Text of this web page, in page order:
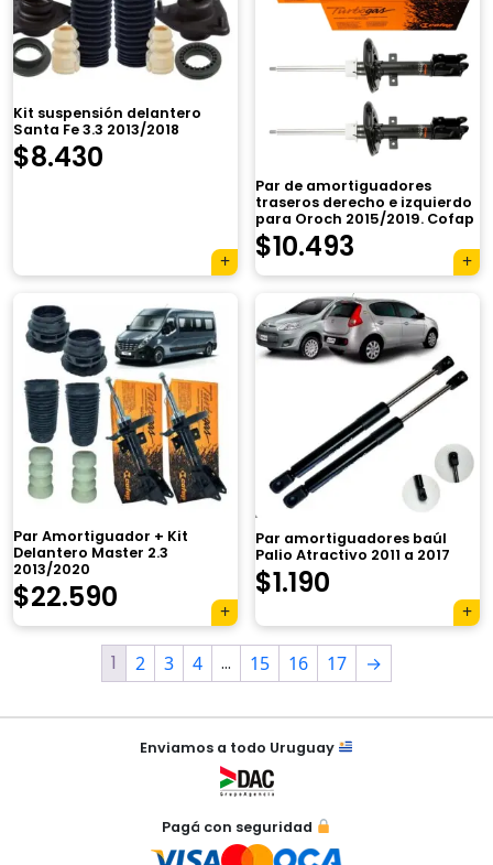
Kit suspensión delantero
Santa Fe 3.3 2013/2018
$8.430
Par de amortiguadores
traseros derecho e izquierdo
para Oroch 2015/2019. Cofap
$10.493
Par Amortiguador + Kit
Delantero Master 2.3
2013/2020
$22.590
Par amortiguadores baúl
Palio Atractivo 2011 a 2017
$1.190
1 2 3 4 … 15 16 17 →
Enviamos a todo Uruguay
Pagá con seguridad
×
Tu carrito está vacío.
automáticamente.